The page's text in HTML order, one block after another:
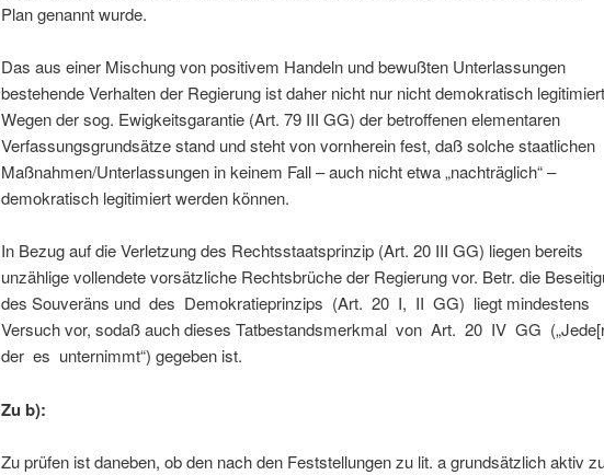
Plan genannt wurde.
Das aus einer Mischung von positivem Handeln und bewußten Unterlassungen
bestehende Verhalten der Regierung ist daher nicht nur nicht demokratisch
Wegen der sog. Ewigkeitsgarantie (Art. 79 III GG) der betroffenen elementaren
Verfassungsgrundsätze stand und steht von vornherein fest, daß solche staatlichen
Maßnahmen/Unterlassungen in keinem Fall – auch nicht etwa „nachträglich“ –
demokratisch legitimiert werden können.
In Bezug auf die Verletzung des Rechtsstaatsprinzip (Art. 20 III GG) liegen bereits
unzählige vollendete vorsätzliche Rechtsbrüche der Regierung vor. Betr. die
des Souveräns und des Demokratieprinzips (Art. 20 I, II GG) liegt mindestens
Versuch vor, sodaß auch dieses Tatbestandsmerkmal von Art. 20 IV GG
der es unternimmt“) gegeben ist.
Zu b):
Zu prüfen ist daneben, ob den nach den Feststellungen zu lit. a grundsätzlich aktiv